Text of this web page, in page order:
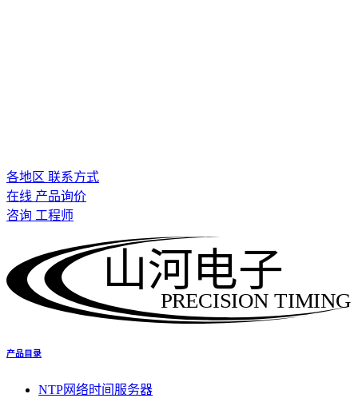
各地区 联系方式
在线 产品询价
咨询 工程师
PRECISION TIMING
山河电子
产品目录
NTP网络时间服务器